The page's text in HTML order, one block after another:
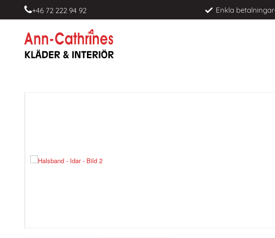
+46 72 222 94 92 Enkla betalningar